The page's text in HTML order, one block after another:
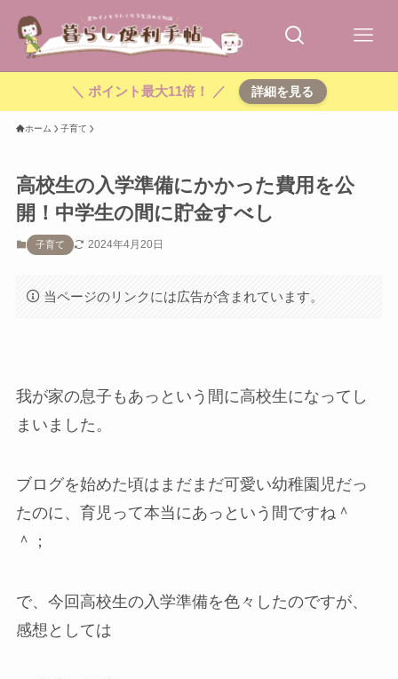
＼ ポイント最大11倍！ ／ 詳細を見る
ホーム 子育て
高校生の入学準備にかかった費用を公
開！中学生の間に貯金すべし
子育て 2024年4月20日
当ページのリンクには広告が含まれています。
我が家の息子もあっという間に高校生になってし
まいました。
ブログを始めた頃はまだまだ可愛い幼稚園児だっ
たのに、育児って本当にあっという間ですね＾
＾；
で、今回高校生の入学準備を色々したのですが、
感想としては